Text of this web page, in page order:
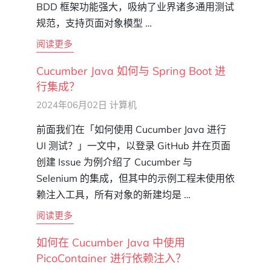
BDD 框架功能强大，吸纳了业界诸多通用测试
规范，支持页面对象模型 …
阅读更多
Cucumber Java 如何与 Spring Boot 进
行集成？
2024年06月02日 计算机
前面我们在「如何使用 Cucumber Java 进行
UI 测试？」一文中，以登录 GitHub 并在页面
创建 Issue 为例介绍了 Cucumber 与
Selenium 的集成，但其中的示例工程未使用依
赖注入工具，所有对象的新建均是 …
阅读更多
如何在 Cucumber Java 中使用
PicoContainer 进行依赖注入？